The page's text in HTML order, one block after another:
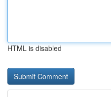
HTML is disabled